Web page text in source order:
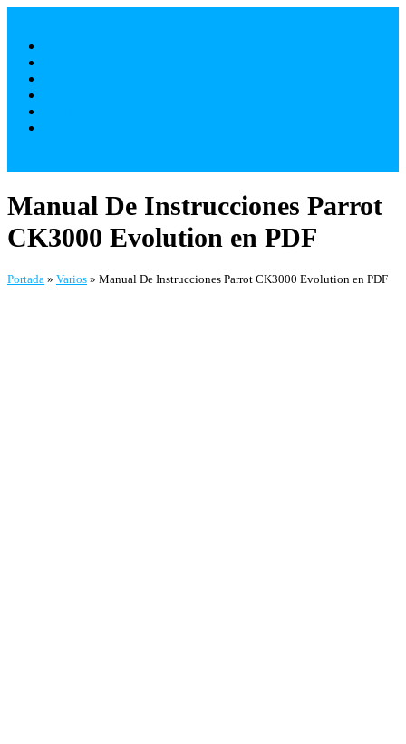
contenido
Manual De Instrucciones Parrot
CK3000 Evolution en PDF
Portada » Varios » Manual De Instrucciones Parrot CK3000 Evolution en PDF